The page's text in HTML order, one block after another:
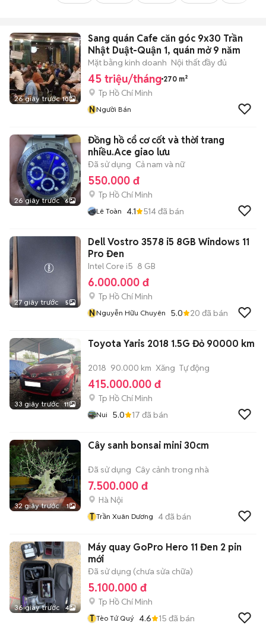
26 giây trước 10
Sang quán Cafe căn góc 9x30 Trần
Nhật Duật-Quận 1, quán mở 9 năm
Mặt bằng kinh doanh Nội thất đầy đủ
45 triệu/tháng 270 m²
Tp Hồ Chí Minh
NNgười Bán
26 giây trước 6
Đồng hồ cổ cơ cốt và thời trang
nhiều.Ace giao lưu
Đã sử dụng Cả nam và nữ
550.000 đ
Tp Hồ Chí Minh
Lê Toàn 4.1 514đã bán
27 giây trước 5
Dell Vostro 3578 i5 8GB Windows 11
Pro Đen
Intel Core i5 8 GB
6.000.000 đ
Tp Hồ Chí Minh
NNguyễn Hữu Chuyên 5.0 20 đã bán
33 giây trước 11
Toyota Yaris 2018 1.5G Đỏ 90000 km
2018 90.000 km Xăng Tự động
415.000.000 đ
Tp Hồ Chí Minh
Nui 5.0 17 đã bán
32 giây trước 1
Cây sanh bonsai mini 30cm
Đã sử dụng Cây cảnh trong nhà
7.500.000 đ
Hà Nội
T Trần Xuân Dương 4đã bán
36 giây trước 4
Máy quay GoPro Hero 11 Đen 2 pin
mới
Đã sử dụng (chưa sửa chữa)
5.100.000 đ
Tp Hồ Chí Minh
T Tèo Tứ Quý 4.6 15 đã bán